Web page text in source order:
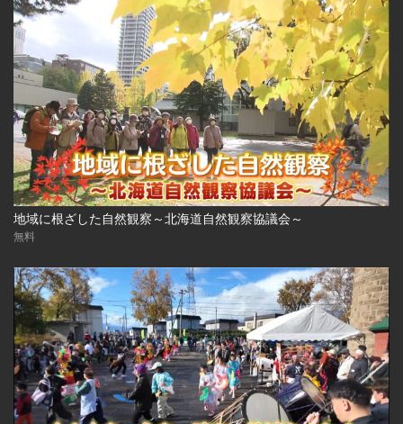
地域に根ざした自然観察～北海道自然観察協議会～
無料